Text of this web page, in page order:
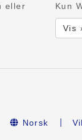
eller
Kun
Vis
Norsk